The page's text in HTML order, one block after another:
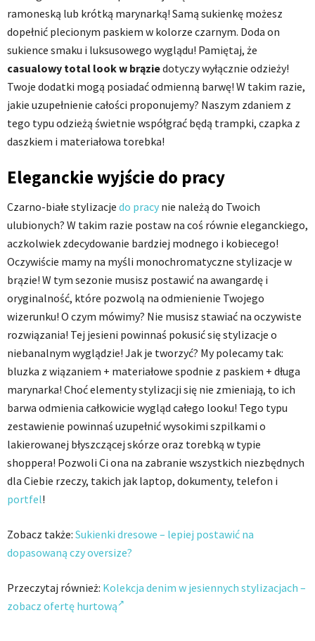
ramoneską lub krótką marynarką! Samą sukienkę możesz
dopełnić plecionym paskiem w kolorze czarnym. Doda on
sukience smaku i luksusowego wyglądu! Pamiętaj, że
casualowy total look w brąziedotyczy wyłącznie odzieży!
Twoje dodatki mogą posiadać odmienną barwę! W takim razie,
jakie uzupełnienie całości proponujemy? Naszym zdaniem z
tego typu odzieżą świetnie współgrać będą trampki, czapka z
daszkiem i materiałowa torebka!
Eleganckie wyjście do pracy
Czarno-białe stylizacje do pracy nie należą do Twoich
ulubionych? W takim razie postaw na coś równie eleganckiego,
aczkolwiek zdecydowanie bardziej modnego i kobiecego!
Oczywiście mamy na myśli monochromatyczne stylizacje w
brązie! W tym sezonie musisz postawić na awangardę i
oryginalność, które pozwolą na odmienienie Twojego
wizerunku! O czym mówimy? Nie musisz stawiać na oczywiste
rozwiązania! Tej jesieni powinnaś pokusić się stylizacje o
niebanalnym wyglądzie! Jak je tworzyć? My polecamy tak:
bluzka z wiązaniem + materiałowe spodnie z paskiem + długa
marynarka! Choć elementy stylizacji się nie zmieniają, to ich
barwa odmienia całkowicie wygląd całego looku! Tego typu
zestawienie powinnaś uzupełnić wysokimi szpilkami o
lakierowanej błyszczącej skórze oraz torebką w typie
shoppera! Pozwoli Ci ona na zabranie wszystkich niezbędnych
dla Ciebie rzeczy, takich jak laptop, dokumenty, telefon i
portfel!
Zobacz także: Sukienki dresowe – lepiej postawić na
dopasowaną czy oversize?
Przeczytaj również: Kolekcja denim w jesiennych stylizacjach –
zobacz ofertę hurtową